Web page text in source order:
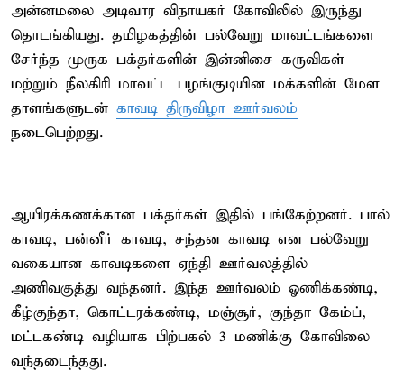
அன்னமலை அடிவார விநாயகர் கோவிலில் இருந்து
தொடங்கியது. தமிழகத்தின் பல்வேறு மாவட்டங்களை
சேர்ந்த முருக பக்தர்களின் இன்னிசை கருவிகள்
மற்றும் நீலகிரி மாவட்ட பழங்குடியின மக்களின் மேள
தாளங்களுடன் காவடி திருவிழா ஊர்வலம்
நடைபெற்றது.
ஆயிரக்கணக்கான பக்தர்கள் இதில் பங்கேற்றனர். பால்
காவடி, பன்னீர் காவடி, சந்தன காவடி என பல்வேறு
வகையான காவடிகளை ஏந்தி ஊர்வலத்தில்
அணிவகுத்து வந்தனர். இந்த ஊர்வலம் ஓணிக்கண்டி,
கீழ்குந்தா, கொட்டரக்கண்டி, மஞ்சூர், குந்தா கேம்ப்,
மட்டகண்டி வழியாக பிற்பகல் 3 மணிக்கு கோவிலை
வந்தடைந்தது.